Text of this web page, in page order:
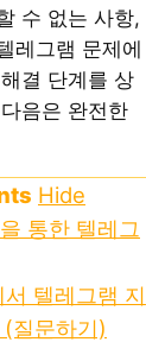
수 없는 사항,
레그램 문제에
결 단계를 상
음은 완전한
Hide
통한 텔레그
텔레그램 지
질문하기)